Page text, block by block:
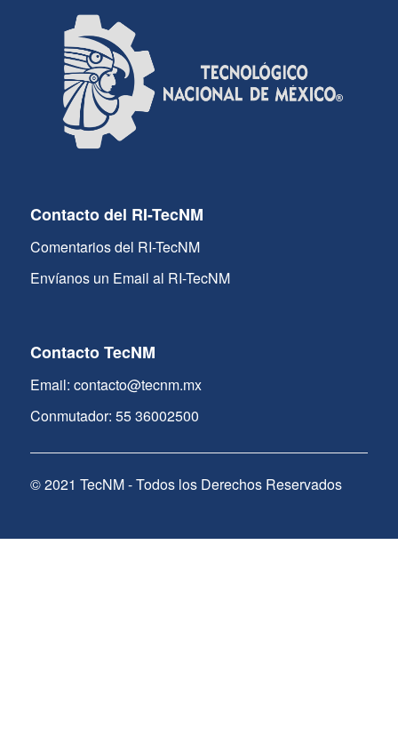
Contacto del RI-TecNM
Comentarios del RI-TecNM
Envíanos un Email al RI-TecNM
Contacto TecNM
Email: contacto@tecnm.mx
Conmutador: 55 36002500
© 2021 TecNM - Todos los Derechos Reservados